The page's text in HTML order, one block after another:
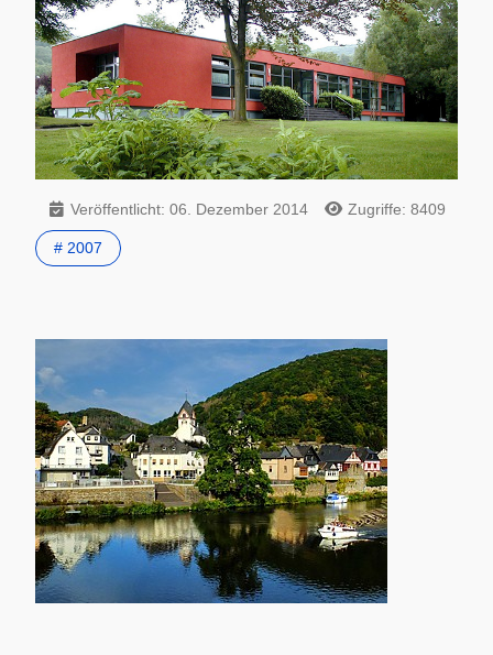
Veröffentlicht: 06. Dezember 2014 Zugriffe: 8409
# 2007